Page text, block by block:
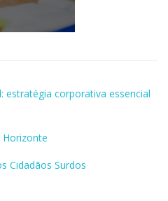
estratégia corporativa essencial
Cidadãos Surdos